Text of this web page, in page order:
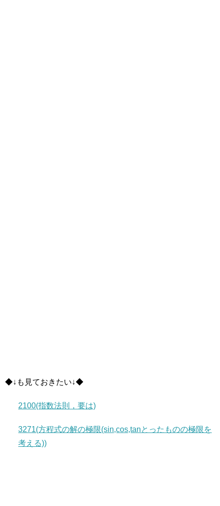
◆↓も見ておきたい↓◆
2100(指数法則，要は)
3271(方程式の解の極限(sin,cos,tanとったものの極限を
考える))